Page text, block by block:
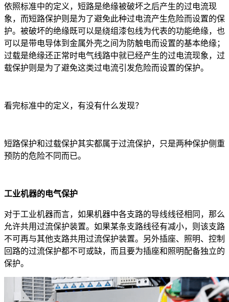
依照标准中的定义，短路是绝缘被破坏之后产生的过电流现
象，而短路保护则是为了避免此种过电流产生危险而设置的保
护。被破坏的绝缘既可以是绕组漆包线为代表的功能绝缘，也
可以是带电导体到金属外壳之间为防触电而设置的基本绝缘；
过载是绝缘还正常时电气线路中就已经产生的过电流现象，过
载保护则是为了避免这类过电流引发危险而设置的保护。
看完标准中的定义，有没有什么发现？
短路保护和过载保护其实都属于过流保护，只是两种保护侧重
预防的危险不同而已。
工业机器的电气保护
对于工业机器而言，如果机器中各支路的导线线径相同，那么
允许共用过流保护装置。如果某条支路线径有减小，则该支路
不可再与其他支路共用过流保护装置。另外插座、照明、控制
回路的过流保护都不可或缺，而且要为插座和照明配备独立的
保护。